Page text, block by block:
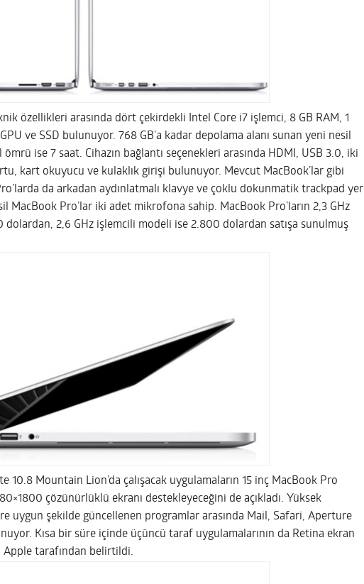
özellikleri arasında dört çekirdekli Intel Core i7 işlemci, 8 GB RAM, 1
ve SSD bulunuyor. 768 GB’a kadar depolama alanı sunan yeni nesil
ömrü ise 7 saat. Cihazın bağlantı seçenekleri arasında HDMI, USB 3.0, iki
kart okuyucu ve kulaklık girişi bulunuyor. Mevcut MacBook’lar gibi
da arkadan aydınlatmalı klavye ve çoklu dokunmatik trackpad yer
MacBook Pro’lar iki adet mikrofona sahip. MacBook Pro’ların 2,3 GHz
dolardan, 2,6 GHz işlemcili modeli ise 2.800 dolardan satışa sunulmuş
10.8 Mountain Lion’da çalışacak uygulamaların 15 inç MacBook Pro
çözünürlüklü ekranı destekleyeceğini de açıkladı. Yüksek
uygun şekilde güncellenen programlar arasında Mail, Safari, Aperture
Kısa bir süre içinde üçüncü taraf uygulamalarının da Retina ekran
Apple tarafından belirtildi.